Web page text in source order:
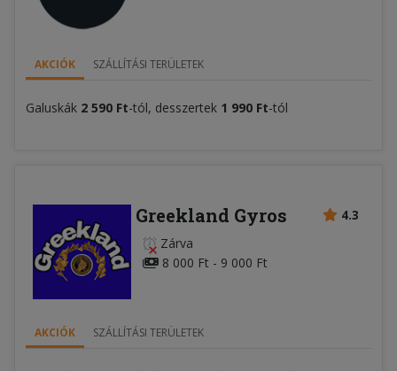
AKCIÓK SZÁLLÍTÁSI TERÜLETEK
Galuskák 2 590 Ft-tól, desszertek 1 990 Ft-tól
4.3
Greekland Gyros
Zárva
8 000 Ft - 9 000 Ft
AKCIÓK SZÁLLÍTÁSI TERÜLETEK